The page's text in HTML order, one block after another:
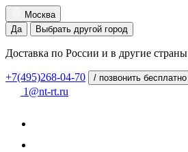
Москва
Да
Выбрать другой город
Доставка по России и в другие страны
+7(495)268-04-70 / позвонить бесплатно
1@nt-rt.ru